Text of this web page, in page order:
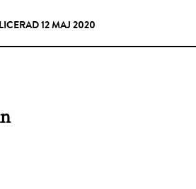
12 MAJ 2020